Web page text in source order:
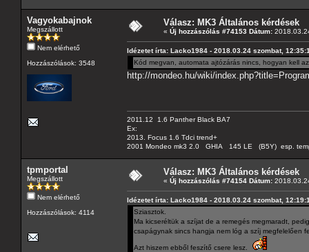
Vagyokabajnok
Megszállott
Nem elérhető
Hozzászólások: 3548
Válasz: MK3 Általános kérdések
« Új hozzászólás #74153 Dátum:
Idézetet írta: Lacko1984 - 2018.03.24 szombat,
Kód megvan, automata ajtózárás nincs, hogyan kell
http://mondeo.hu/wiki/
2011.12 1.6 Panther Black BA7
Ex:
2013. Focus 1.6 Tdci trend+
2001 Mondeo mk3 2.0 GHIA 145 LE (B5Y) esp.
tpmportal
Megszállott
Nem elérhető
Hozzászólások: 4114
Válasz: MK3 Általános kérdések
« Új hozzászólás #74154 Dátum:
Idézetet írta: Lacko1984 - 2018.03.24 szombat,
Sziasztok.
Ma kicseréltük a szíjat de a remegés megmaradt,
csapágynak sincs hangja nem lóg a szíj megfelelően
Azt hiszem ebből feszítő csere lesz.